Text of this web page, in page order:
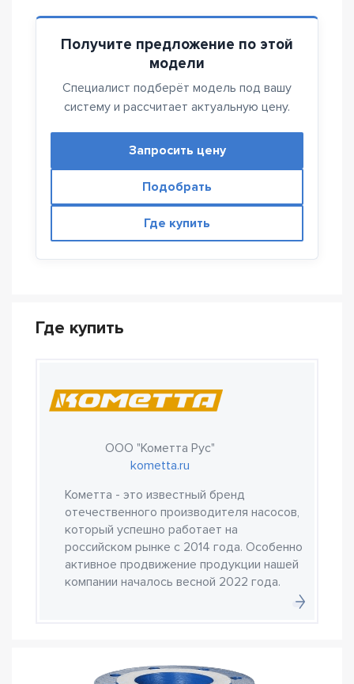
Получите предложение по этой
модели
Специалист подберёт модель под вашу
систему и рассчитает актуальную цену.
Запросить цену
Подобрать
Где купить
Где купить
ООО "Кометта Рус"
kometta.ru
Кометта - это известный бренд
отечественного производителя насосов,
который успешно работает на
российском рынке с 2014 года. Особенно
активное продвижение продукции нашей
компании началось весной 2022 года.